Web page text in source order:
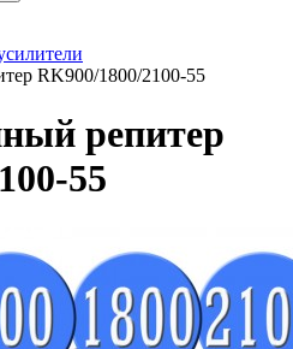
RK900/1800/2100-55
репитер
55